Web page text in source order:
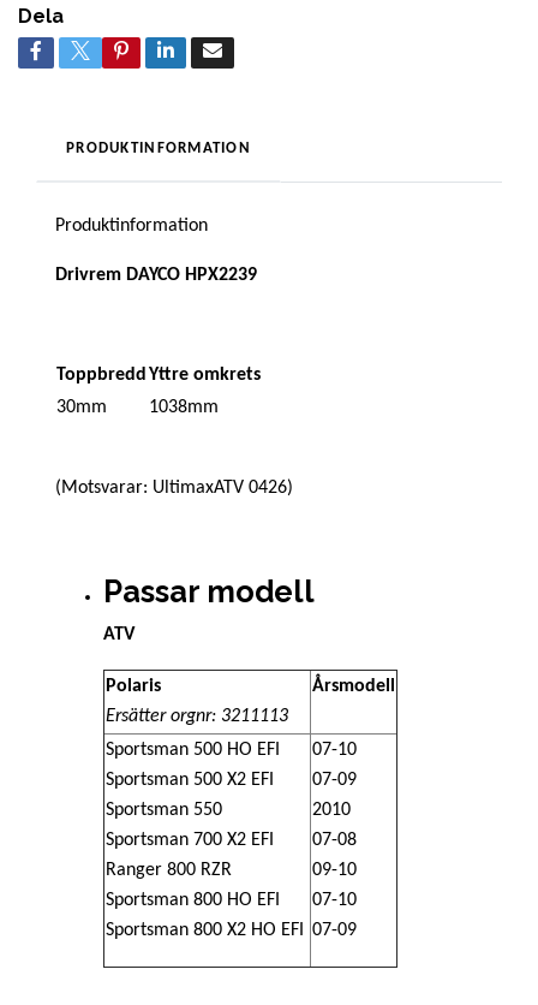
Dela
PRODUKTINFORMATION
Produktinformation
Drivrem DAYCO HPX2239
Toppbredd Yttre omkrets
30mm
1038mm
(Motsvarar: UltimaxATV 0426)
Passar modell
ATV
Polaris
Ersätter orgnr: 3211113
Årsmodell
Sportsman 500 HO EFI
Sportsman 500 X2 EFI
Sportsman 550
Sportsman 700 X2 EFI
Ranger 800 RZR
Sportsman 800 HO EFI
Sportsman 800 X2 HO EFI
07-10
07-09
2010
07-08
09-10
07-10
07-09